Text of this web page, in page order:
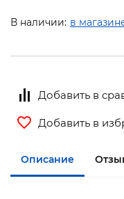
В наличии: в
Добавить в
Добавить в
Описание